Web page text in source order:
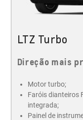
LTZ Turbo
Direção mais
Motor turbo;
Faróis dianteiros
integrada;
Painel de